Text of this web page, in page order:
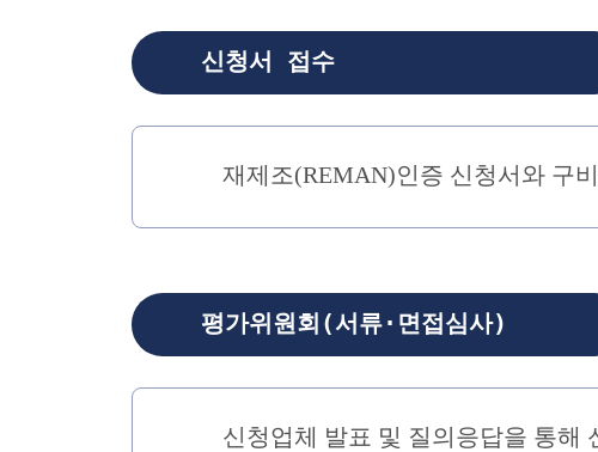
신청서 접수
재제조(REMAN)인증 신청서와 구
평가위원회(서류·면접심사)
신청업체 발표 및 질의응답을 통해